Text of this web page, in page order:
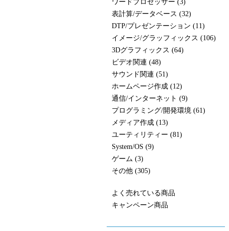
ワードプロセッサー (3)
表計算/データベース (32)
DTP/プレゼンテーション (11)
イメージ/グラッフィックス (106)
3Dグラフィックス (64)
ビデオ関連 (48)
サウンド関連 (51)
ホームページ作成 (12)
通信/インターネット (9)
プログラミング/開発環境 (61)
メディア作成 (13)
ユーティリティー (81)
System/OS (9)
ゲーム (3)
その他 (305)
よく売れている商品
キャンペーン商品